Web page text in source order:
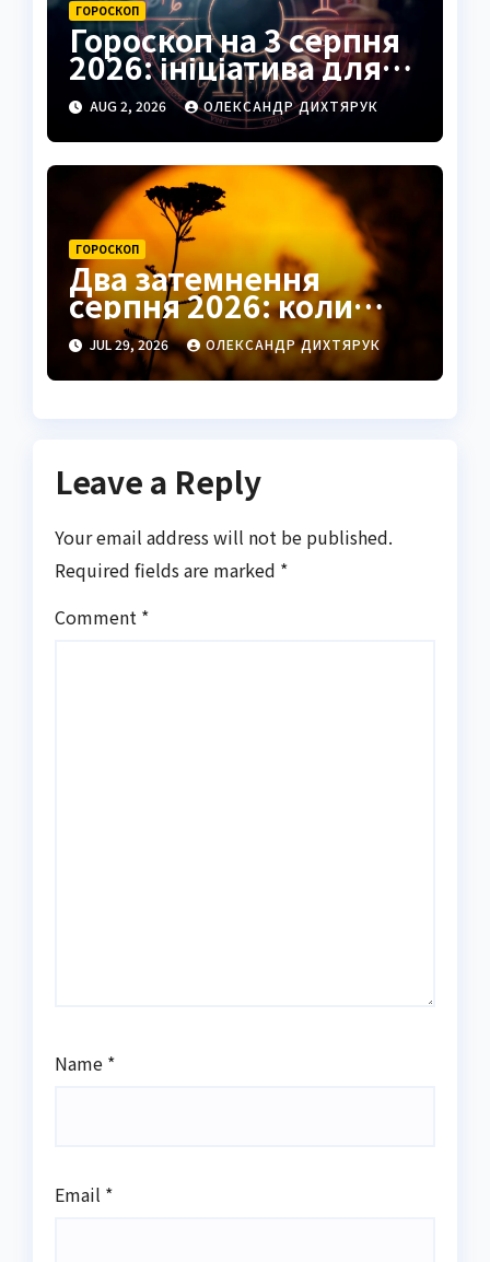
ГОРОСКОП
Гороскоп на 3 серпня
2026: ініціатива для
Овнів, підказки для
Риб
AUG 2, 2026 ОЛЕКСАНДР ДИХТЯРУК
ГОРОСКОП
Два затемнення
серпня 2026: коли
чекати удачі в коханні
та грошах
JUL 29, 2026 ОЛЕКСАНДР ДИХТЯРУК
Leave a Reply
Your email address will not be published.
Required fields are marked *
Comment *
Name *
Email *